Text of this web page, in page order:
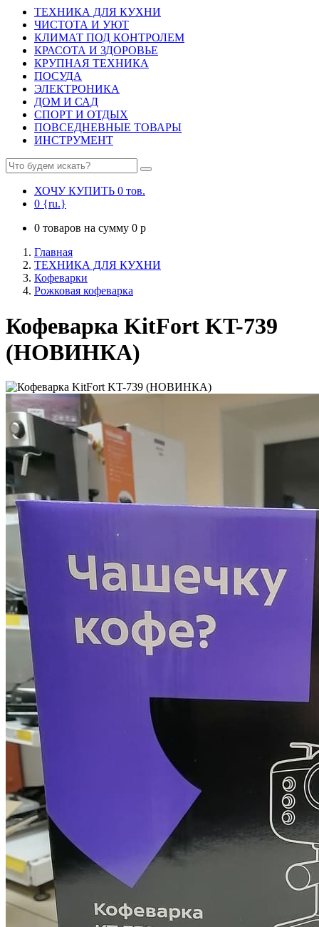
ТЕХНИКА ДЛЯ КУХНИ
ЧИСТОТА И УЮТ
КЛИМАТ ПОД КОНТРОЛЕМ
КРАСОТА И ЗДОРОВЬЕ
КРУПНАЯ ТЕХНИКА
ПОСУДА
ЭЛЕКТРОНИКА
ДОМ И САД
СПОРТ И ОТДЫХ
ПОВСЕДНЕВНЫЕ ТОВАРЫ
ИНСТРУМЕНТ
ХОЧУ КУПИТЬ 0 тов.
0 {ru.}
0 товаров на сумму 0 p
Главная
ТЕХНИКА ДЛЯ КУХНИ
Кофеварки
Рожковая кофеварка
Кофеварка KitFort KT-739
(НОВИНКА)